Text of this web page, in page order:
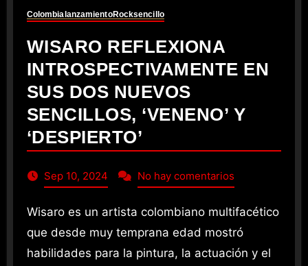
Colombia lanzamientoRocksencillo
WISARO REFLEXIONA
INTROSPECTIVAMENTE EN
SUS DOS NUEVOS
SENCILLOS, ‘VENENO’ Y
‘DESPIERTO’
Sep 10, 2024 No hay comentarios
Wisaro es un artista colombiano multifacético
que desde muy temprana edad mostró
habilidades para la pintura, la actuación y el